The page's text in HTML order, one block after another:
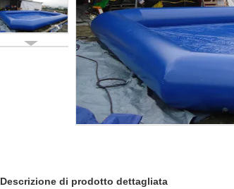
Descrizione di prodotto dettagliata